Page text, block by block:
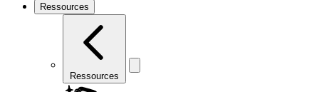
Ressources
Ressources